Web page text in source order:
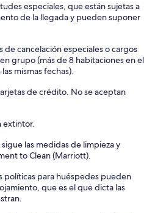
especiales, que están sujetas a
de la llegada y pueden suponer
de cancelación especiales o cargos
grupo (más de 8 habitaciones en el
mismas fechas).
de crédito. No se aceptan
extintor.
las medidas de limpieza y
to Clean (Marriott).
políticas para huéspedes pueden
que es el que dicta las